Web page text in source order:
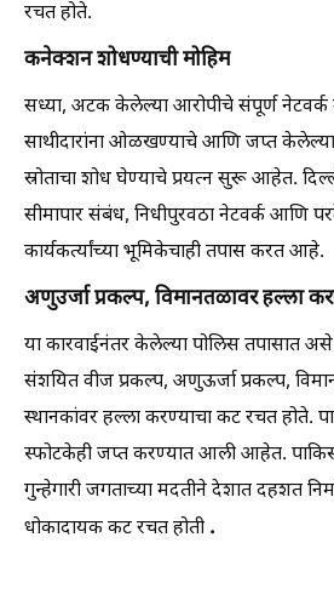
रचत होते.
कनेक्शन शोधण्याची मोहिम
सध्या, अटक केलेल्या आरोपीचे संपूर्ण
साथीदारांना ओळखण्याचे आणि जप्त केलेल्या
स्रोताचा शोध घेण्याचे प्रयत्न सुरू आहेत.
सीमापार संबंध, निधीपुरवठा नेटवर्क आणि
कार्यकर्त्यांच्या भूमिकेचाही तपास करत आहे.
अणुउर्जा प्रकल्प, विमानतळावर हल्ला
या कारवाईनंतर केलेल्या पोलिस तपासात
संशयित वीज प्रकल्प, अणुऊर्जा प्रकल्प,
स्थानकांवर हल्ला करण्याचा कट रचत होते.
स्फोटकेही जप्त करण्यात आली आहेत.
गुन्हेगारी जगताच्या मदतीने देशात दहशत
धोकादायक कट रचत होती .